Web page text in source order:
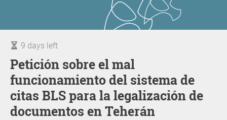
9 days left
Petición sobre el mal
funcionamiento del sistema de
citas BLS para la legalización de
documentos en Teherán